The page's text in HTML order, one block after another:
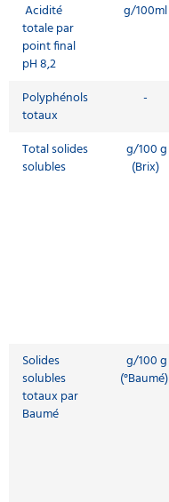
Acidité
totale par
point final
pH 8,2
g/100ml
Polyphénols
totaux
-
Total solides
solubles
g/100 g
(Brix)
Solides
solubles
totaux par
Baumé
g/100 g
(°Baumé)